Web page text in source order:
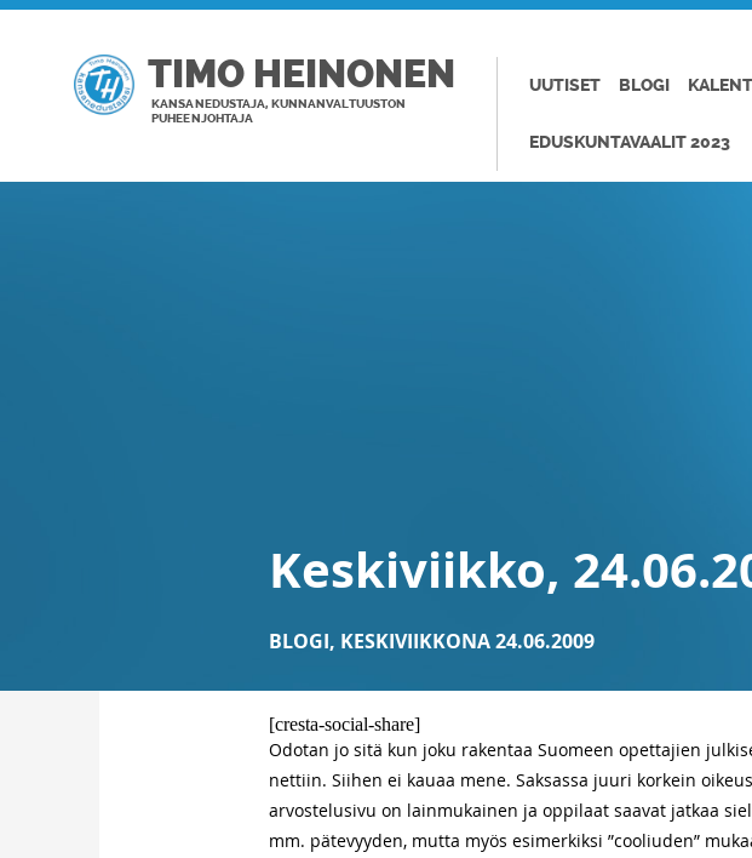
TIMO HEINONEN
KANSANEDUSTAJA, KUNNANVALTUUSTON
PUHEENJOHTAJA
UUTISET BLOGI
EDUSKUNTAVAALIT 2023
Keskiviikko,
BLOGI, KESKIVIIKKONA 24.06.2009
[cresta-social-share]
Odotan jo sitä kun joku rakentaa Suomeen opettajien
nettiin. Siihen ei kauaa mene. Saksassa juuri korkein
arvostelusivu on lainmukainen ja oppilaat saavat jatkaa
mm. pätevyyden, mutta myös esimerkiksi ”cooliuden”